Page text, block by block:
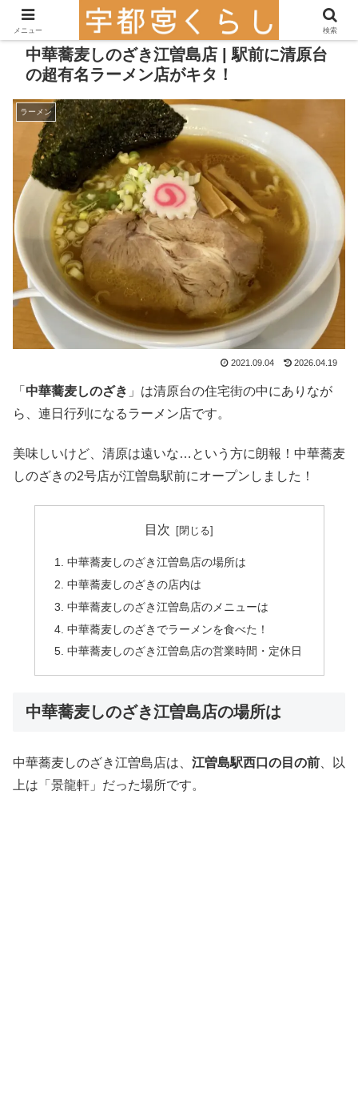
中華蕎麦しのざき江曽島店 | 駅前に清原台
の超有名ラーメン店がキタ！
ラーメン
2021.09.04 2026.04.19
「 中華蕎麦しのざき 」は清原台の住宅街の中にありなが
ら、連日行列になるラーメン店です。
美味しいけど、清原は遠いな…という方に朗報！中華蕎麦
しのざきの2号店が江曽島駅前にオープンしました！
目次
中華蕎麦しのざき江曽島店の場所は
中華蕎麦しのざきの店内は
中華蕎麦しのざき江曽島店のメニューは
中華蕎麦しのざきでラーメンを食べた！
中華蕎麦しのざき江曽島店の営業時間・定休日
中華蕎麦しのざき江曽島店の場所は
中華蕎麦しのざき江曽島店は、 江曽島駅西口の目の前 、以
上は「景龍軒」だった場所です。
メニュー 検索